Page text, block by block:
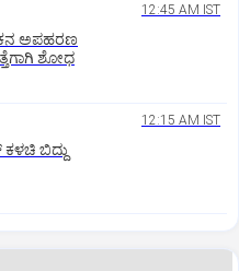
12:45 AM IST
ಅಪಹರಣ
ಶೋಧ
12:15 AM IST
ಬಿದ್ದು